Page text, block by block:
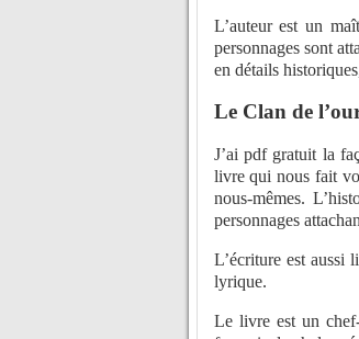
L’auteur est un
personnages sont
en détails
Le Clan de
J’ai pdf gratuit la
livre qui nous fait
nous-mêmes.
personnages
L’écriture est aussi
lyrique.
Le livre est un